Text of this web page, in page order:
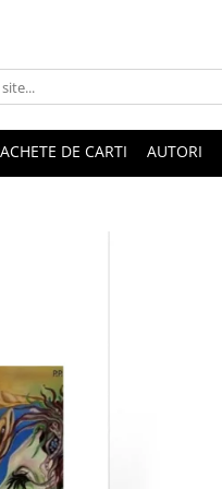
DE CARTI AUTORI